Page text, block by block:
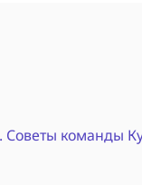
Советы команды